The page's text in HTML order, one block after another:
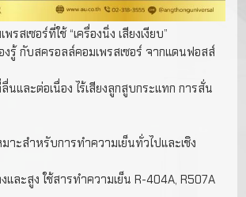
รสเซอร์ที่ใช้ “เครื่องนิ่ง เสียงเงียบ”
งรู้ กับสครอลล์คอมเพรสเซอร์ จากแดนฟอสส์
และต่อเนื่อง ไร้เสียงลูกสูบกระแทก การสั่น
าะสำหรับการทำความเย็นทั่วไปและเชิง
ละสูง ใช้สารทำความเย็น R-404A, R507A